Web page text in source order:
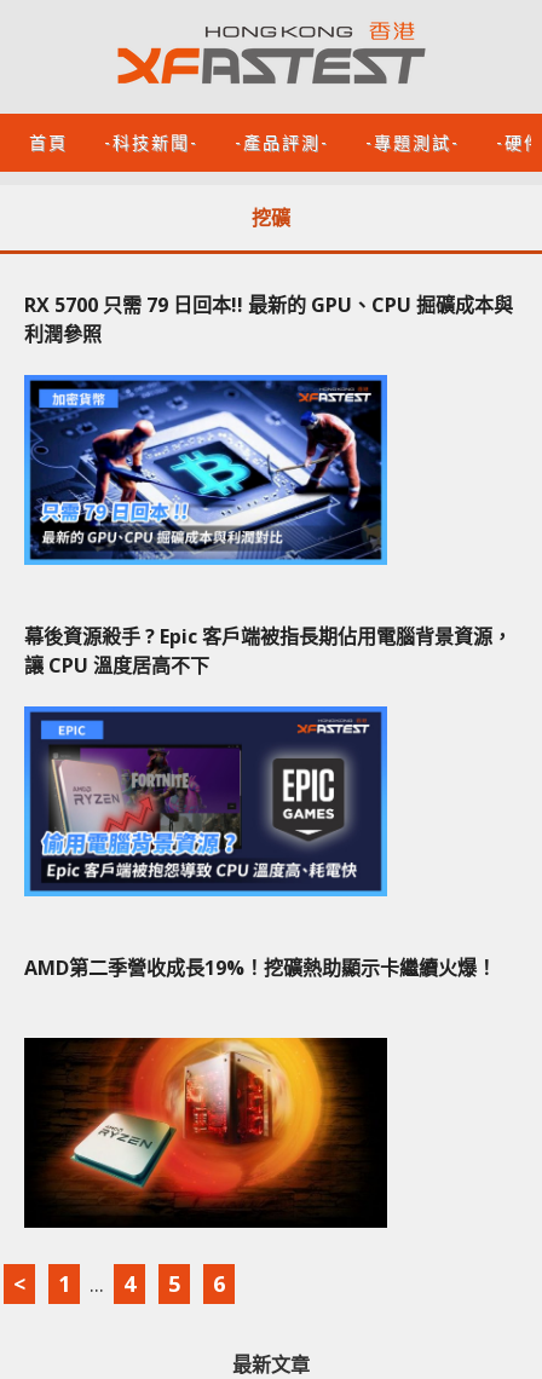
首頁 -科技新聞- -產品評測- -專題測試- -硬
挖礦
RX 5700 只需 79 日回本!! 最新的 GPU、CPU 掘礦成本與
利潤參照
幕後資源殺手 ? Epic 客戶端被指長期佔用電腦背景資源，
讓 CPU 溫度居高不下
AMD第二季營收成長19%！挖礦熱助顯示卡繼續火爆！
< 1 ... 4 5 6
最新文章